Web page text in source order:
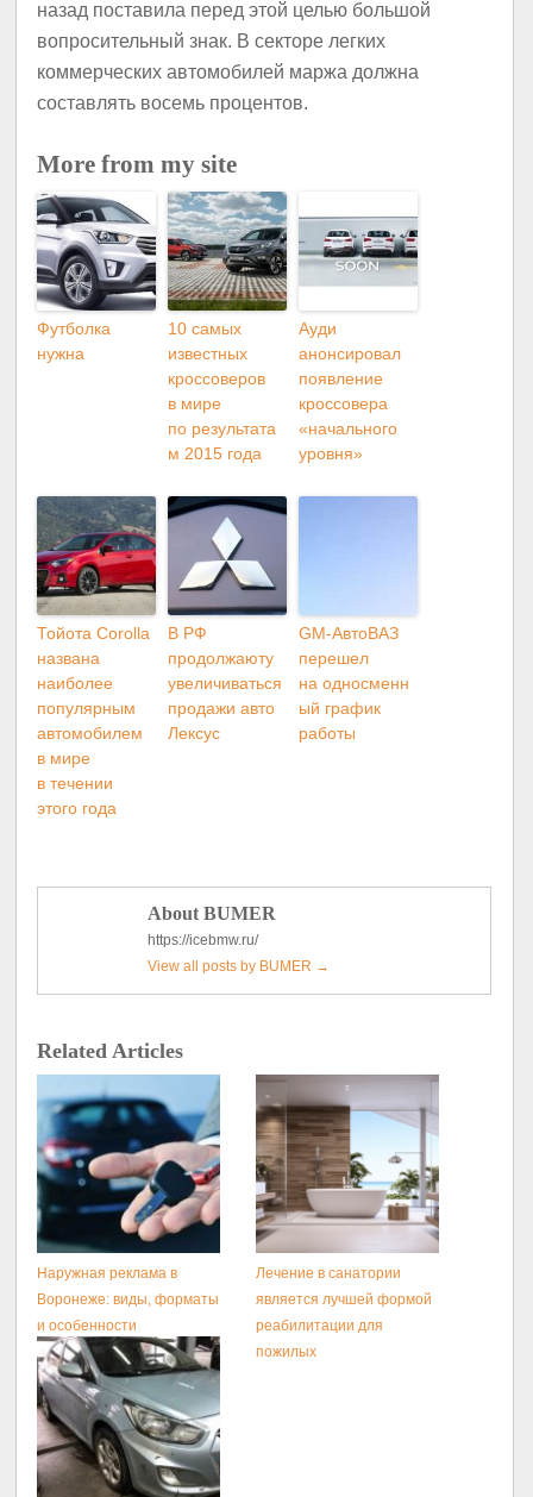
назад поставила перед этой целью большой
вопросительный знак. В секторе легких
коммерческих автомобилей маржа должна
составлять восемь процентов.
More from my site
Футболка
нужна
10 самых
известных
кроссоверов
в мире
по результата
м 2015 года
Ауди
анонсировал
появление
кроссовера
«начального
уровня»
Тойота Corolla
названа
наиболее
популярным
автомобилем
в мире
в течении
этого года
В РФ
продолжаюту
увеличиваться
продажи авто
Лексус
GM-АвтоВАЗ
перешел
на односменн
ый график
работы
About BUMER
https://icebmw.ru/
View all posts by BUMER →
Related Articles
Наружная реклама в
Воронеже: виды, форматы
и особенности
размещения
Лечение в санатории
является лучшей формой
реабилитации для
пожилых